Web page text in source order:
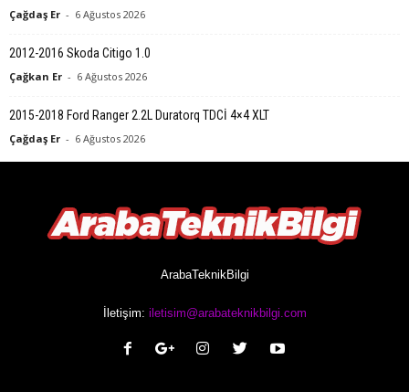
Çağdaş Er - 6 Ağustos 2026
2012-2016 Skoda Citigo 1.0
Çağkan Er - 6 Ağustos 2026
2015-2018 Ford Ranger 2.2L Duratorq TDCİ 4×4 XLT
Çağdaş Er - 6 Ağustos 2026
ArabaTeknikBilgi
İletişim: iletisim@arabateknikbilgi.com